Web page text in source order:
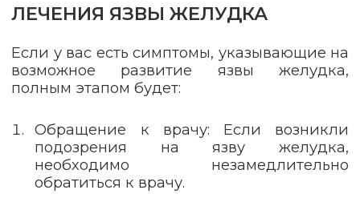
ЛЕЧЕНИЯ ЯЗВЫ ЖЕЛУДКА
Если у вас есть симптомы, указывающие на
возможное развитие язвы желудка,
полным этапом будет:
Обращение к врачу: Если возникли
подозрения на язву желудка,
необходимо незамедлительно
обратиться к врачу.